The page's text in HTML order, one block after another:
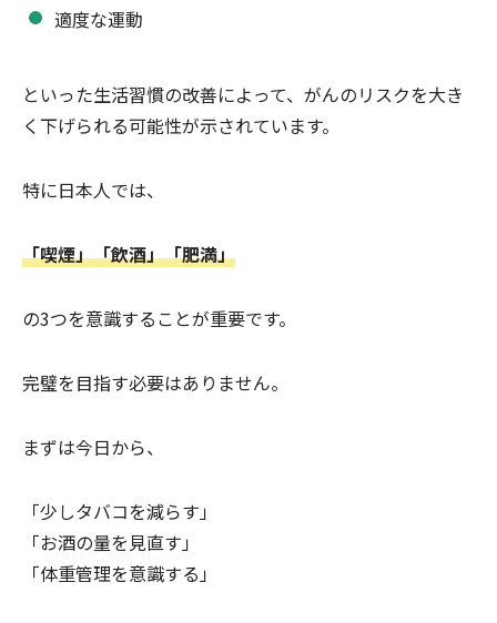
適度な運動
といった生活習慣の改善によって、がんのリスクを大き
く下げられる可能性が示されています。
特に日本人では、
「喫煙」「飲酒」「肥満」
の3つを意識することが重要です。
完璧を目指す必要はありません。
まずは今日から、
「少しタバコを減らす」
「お酒の量を見直す」
「体重管理を意識する」